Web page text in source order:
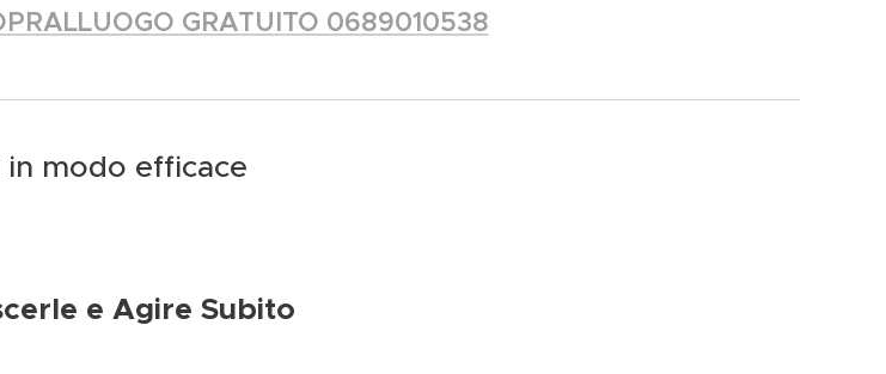
GRATUITO 0689010538
modo efficace
e Agire Subito